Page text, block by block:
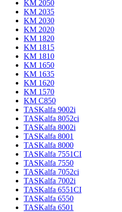
KM 2050
KM 2035
KM 2030
KM 2020
KM 1820
KM 1815
KM 1810
KM 1650
KM 1635
KM 1620
KM 1570
KM C850
TASKalfa 9002i
TASKalfa 8052ci
TASKalfa 8002i
TASKalfa 8001
TASKalfa 8000
TASKalfa 7551CI
TASKalfa 7550
TASKalfa 7052ci
TASKalfa 7002i
TASKalfa 6551CI
TASKalfa 6550
TASKalfa 6501